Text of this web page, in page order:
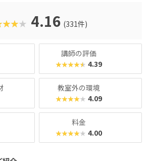
スに使えるツールもぜひ」など、ご家庭
ッスン計画を立てることができます。な
みようかな♪」なんてご家庭にピッタリ
しょう。
4.16 (331件)
講師の評価
★★★★★ 4.39
教室外の環境
★★★★★ 4.09
料金
★★★★★ 4.00